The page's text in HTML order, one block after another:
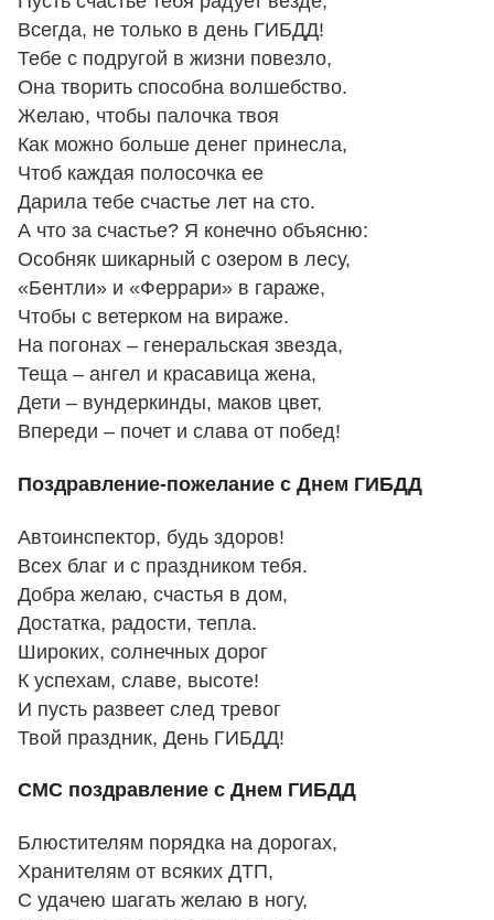
Всегда, не только в день ГИБДД!
Тебе с подругой в жизни повезло,
Она творить способна волшебство.
Желаю, чтобы палочка твоя
Как можно больше денег принесла,
Чтоб каждая полосочка ее
Дарила тебе счастье лет на сто.
А что за счастье? Я конечно объясню:
Особняк шикарный с озером в лесу,
«Бентли» и «Феррари» в гараже,
Чтобы с ветерком на вираже.
На погонах – генеральская звезда,
Теща – ангел и красавица жена,
Дети – вундеркинды, маков цвет,
Впереди – почет и слава от побед!
Поздравление-пожелание с Днем ГИБДД
Автоинспектор, будь здоров!
Всех благ и с праздником тебя.
Добра желаю, счастья в дом,
Достатка, радости, тепла.
Широких, солнечных дорог
К успехам, славе, высоте!
И пусть развеет след тревог
Твой праздник, День ГИБДД!
СМС поздравление с Днем ГИБДД
Блюстителям порядка на дорогах,
Хранителям от всяких ДТП,
С удачею шагать желаю в ногу,